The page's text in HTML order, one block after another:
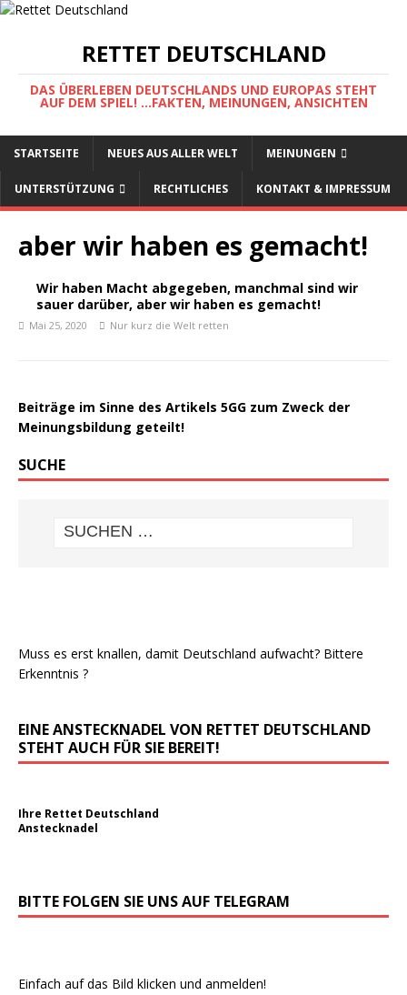
RETTET DEUTSCHLAND
DAS ÜBERLEBEN DEUTSCHLANDS UND EUROPAS STEHT
AUF DEM SPIEL! ...FAKTEN, MEINUNGEN, ANSICHTEN
STARTSEITE NEUES AUS ALLER WELT MEINUNGEN
UNTERSTÜTZUNG RECHTLICHES KONTAKT & IMPRESSUM
aber wir haben es gemacht!
Wir haben Macht abgegeben, manchmal sind wir
sauer darüber, aber wir haben es gemacht!
Mai 25, 2020 Nur kurz die Welt retten
Beiträge im Sinne des Artikels 5GG zum Zweck der
Meinungsbildung geteilt!
SUCHE
Muss es erst knallen, damit Deutschland aufwacht? Bittere
Erkenntnis ?
EINE ANSTECKNADEL VON RETTET DEUTSCHLAND
STEHT AUCH FÜR SIE BEREIT!
Ihre Rettet Deutschland
Anstecknadel
BITTE FOLGEN SIE UNS AUF TELEGRAM
Einfach auf das Bild klicken und anmelden!